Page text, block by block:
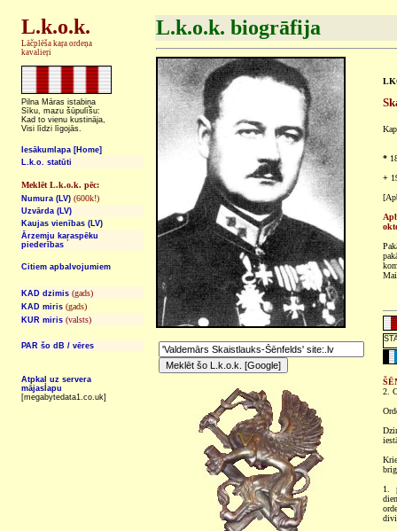
L.k.o.k.
Lāčplēša kaŗa ordeņa
kavalieŗi
Pilna Māras istabiņa
Sīku, mazu šūpulīšu:
Kad to vienu kustināja,
Visi līdzi līgojās.
Iesākumlapa [Home]
L.k.o. statūti
Meklēt L.k.o.k. pēc:
Numura (LV) (600k!)
Uzvārda (LV)
Kaujas vienības (LV)
Ārzemju kaŗaspēku
piederības
Citiem apbalvojumiem
KAD dzimis (gads)
KAD miris (gads)
KUR miris (valsts)
PAR šo dB / vēres
Atpkaļ uz servera
mājaslapu
[megabytedata1.co.uk]
L.k.o.k. biogrāfija
*
+
2.
1.